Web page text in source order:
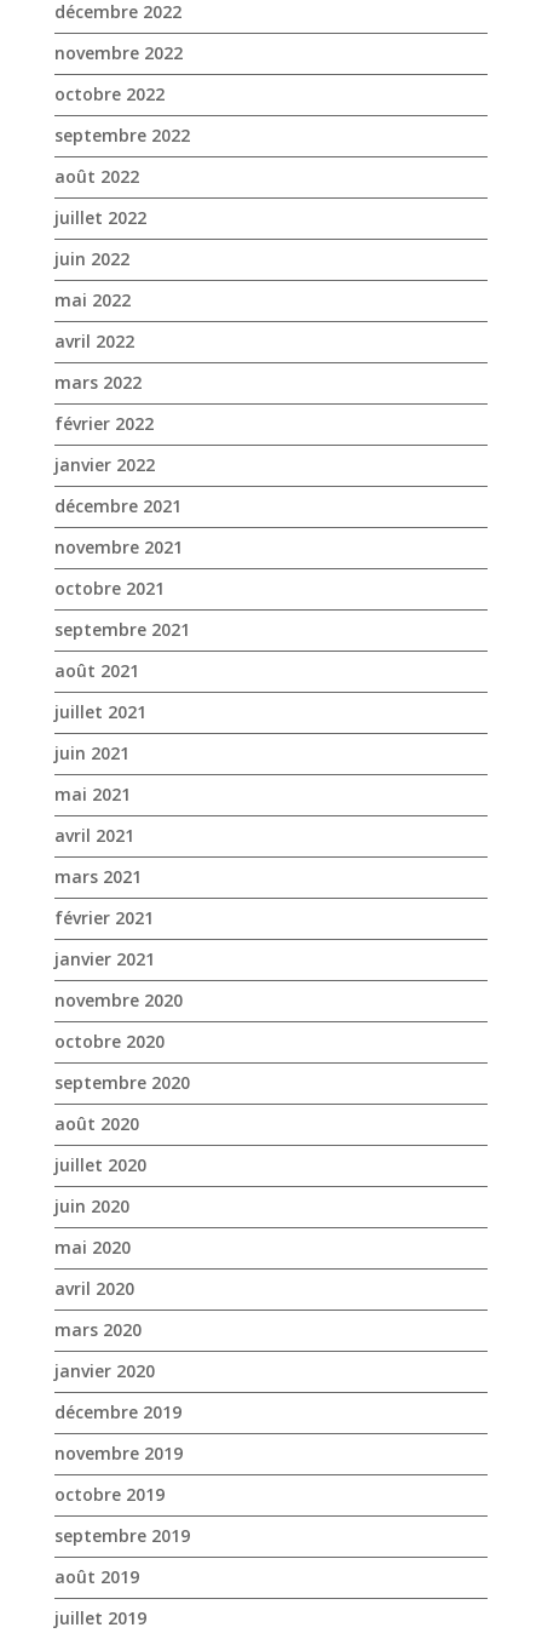
juillet 2022
juin 2022
mai 2022
avril 2022
mars 2022
février 2022
janvier 2022
décembre 2021
novembre 2021
octobre 2021
septembre 2021
août 2021
juillet 2021
juin 2021
mai 2021
avril 2021
mars 2021
février 2021
janvier 2021
novembre 2020
octobre 2020
septembre 2020
août 2020
juillet 2020
juin 2020
mai 2020
avril 2020
mars 2020
janvier 2020
décembre 2019
novembre 2019
octobre 2019
septembre 2019
août 2019
juillet 2019
juin 2019
mai 2019
avril 2019
mars 2019
février 2019